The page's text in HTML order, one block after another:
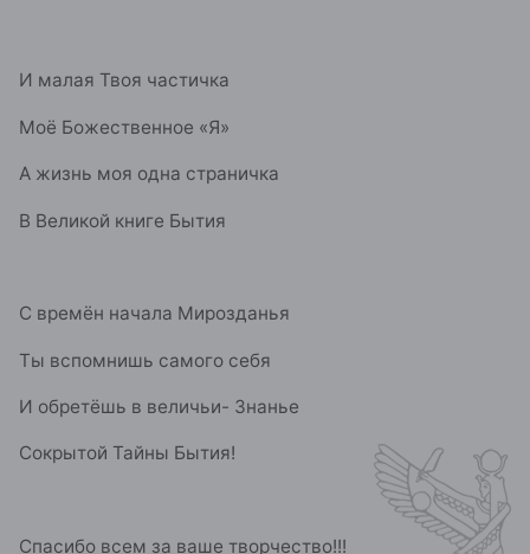
И малая Твоя частичка
Моё Божественное «Я»
А жизнь моя одна страничка
В Великой книге Бытия
С времён начала Мирозданья
Ты вспомнишь самого себя
И обретёшь в величьи- Знанье
Сокрытой Тайны Бытия!
Спасибо всем за ваше творчество!!!